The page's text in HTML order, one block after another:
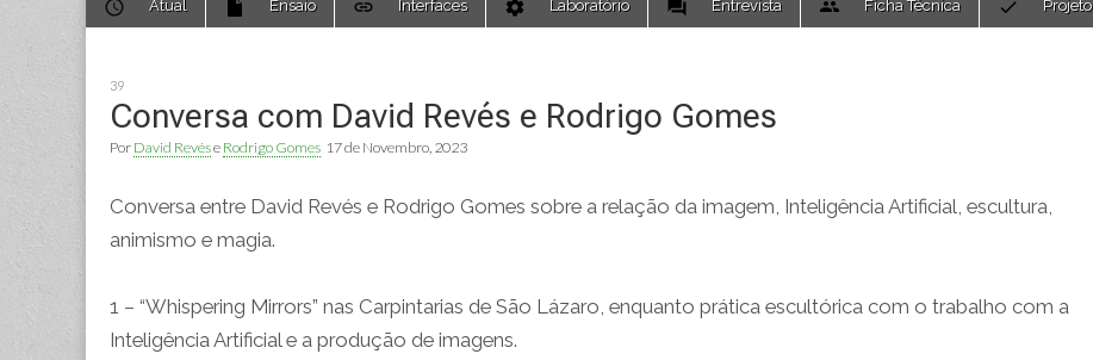
menu
Atual Ensaio Interfaces Laboratório Entrevista Ficha Técnica Projeto
39
Conversa com David Revés e Rodrigo Gomes
Por David Revése Rodrigo Gomes 17 de Novembro, 2023
Conversa entre David Revés e Rodrigo Gomes sobre a relação da imagem, Inteligência Artificial, escultura,
animismo e magia.
1 – “Whispering Mirrors” nas Carpintarias de São Lázaro, enquanto prática escultórica com o trabalho com a
Inteligência Artificial e a produção de imagens.